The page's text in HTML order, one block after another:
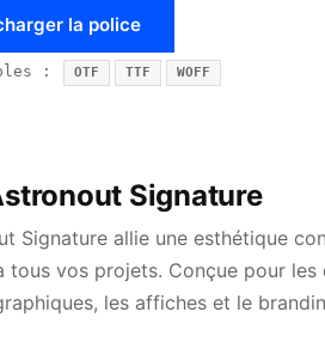
la police
: OTF TTF WOFF
Signature
Signature allie une esthétique
vos projets. Conçue pour les
les affiches et le